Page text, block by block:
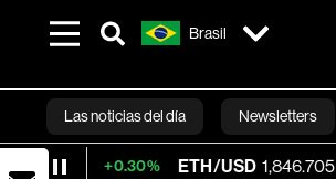
Brasil
Las noticias del día Newsletters
ETH/USD 1,846.705 +0.53%